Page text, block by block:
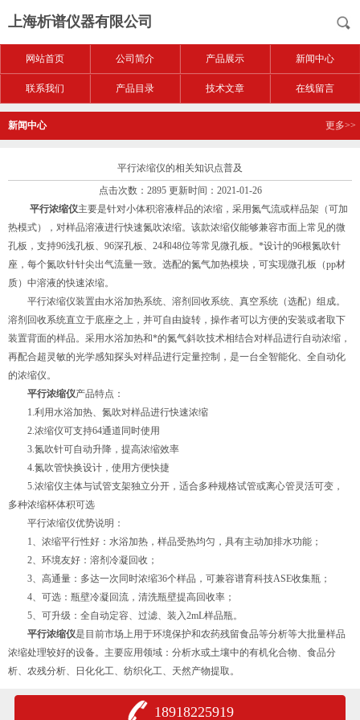
上海析谱仪器有限公司
网站首页 公司简介 产品展示 新闻中心
联系我们 产品目录 技术文章 在线留言
新闻中心 更多>>
平行浓缩仪的相关知识点普及
点击次数：2895 更新时间：2021-01-26
平行浓缩仪主要是针对小体积溶液样品的浓缩，采用氮气流或样品架（可加
热模式），对样品溶液进行快速氮吹浓缩。该款浓缩仪能够兼容市面上常见的微
孔板，支持96浅孔板、96深孔板、24和48位等常见微孔板。*设计的96根氮吹针
座，每个氮吹针针尖出气流量一致。选配的氮气加热模块，可实现微孔板（pp材
质）中溶液的快速浓缩。
平行浓缩仪装置由水浴加热系统、溶剂回收系统、真空系统（选配）组成。
溶剂回收系统直立于底座之上，并可自由旋转，操作者可以方便的安装或者取下
装置背面的样品。采用水浴加热和*的氮气斜吹技术相结合对样品进行自动浓缩，
再配合超灵敏的光学感知探头对样品进行定量控制，是一台全智能化、全自动化
的浓缩仪。
平行浓缩仪产品特点：
1.利用水浴加热、氮吹对样品进行快速浓缩
2.浓缩仪可支持64通道同时使用
3.氮吹针可自动升降，提高浓缩效率
4.氮吹管快换设计，使用方便快捷
5.浓缩仪主体与试管支架独立分开，适合多种规格试管或离心管灵活可变，
多种浓缩杯体积可选
平行浓缩仪优势说明：
1、浓缩平行性好：水浴加热，样品受热均匀，具有主动加排水功能；
2、环境友好：溶剂冷凝回收；
3、高通量：多达一次同时浓缩36个样品，可兼容谱育科技ASE收集瓶；
4、可选：瓶壁冷凝回流，清洗瓶壁提高回收率；
5、可升级：全自动定容、过滤、装入2mL样品瓶。
平行浓缩仪是目前市场上用于环境保护和农药残留食品等分析等大批量样品
浓缩处理较好的设备。主要应用领域：分析水或土壤中的有机化合物、食品分
析、农残分析、日化化工、纺织化工、天然产物提取。
18918225919